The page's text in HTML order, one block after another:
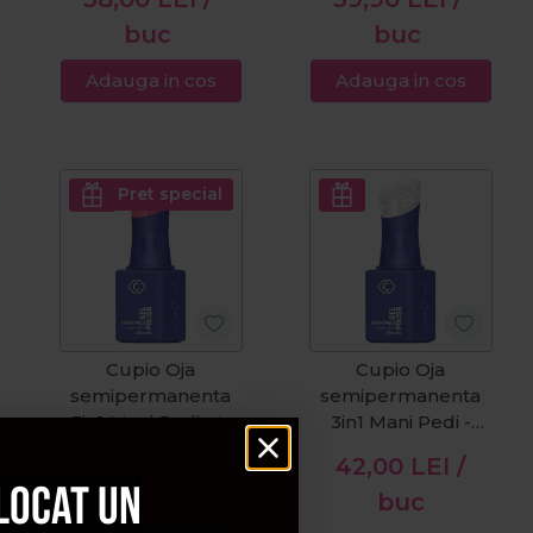
buc
Adauga in cos
buc
Adauga in cos
Pret special
Cupio Oja
semipermanenta
3in1 Mani Pedi - It
buc
Cupio Oja
semipermanenta
3in1 Mani Pedi -
42,00 LEI /
buc
un